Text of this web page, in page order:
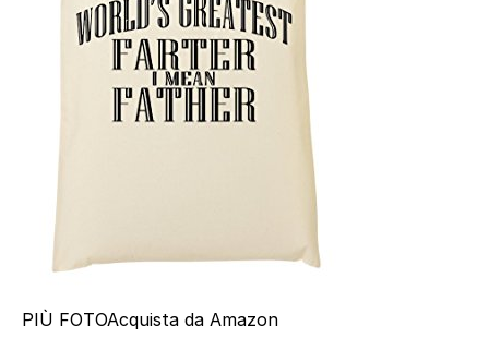
PIÙ FOTOAcquista da Amazon